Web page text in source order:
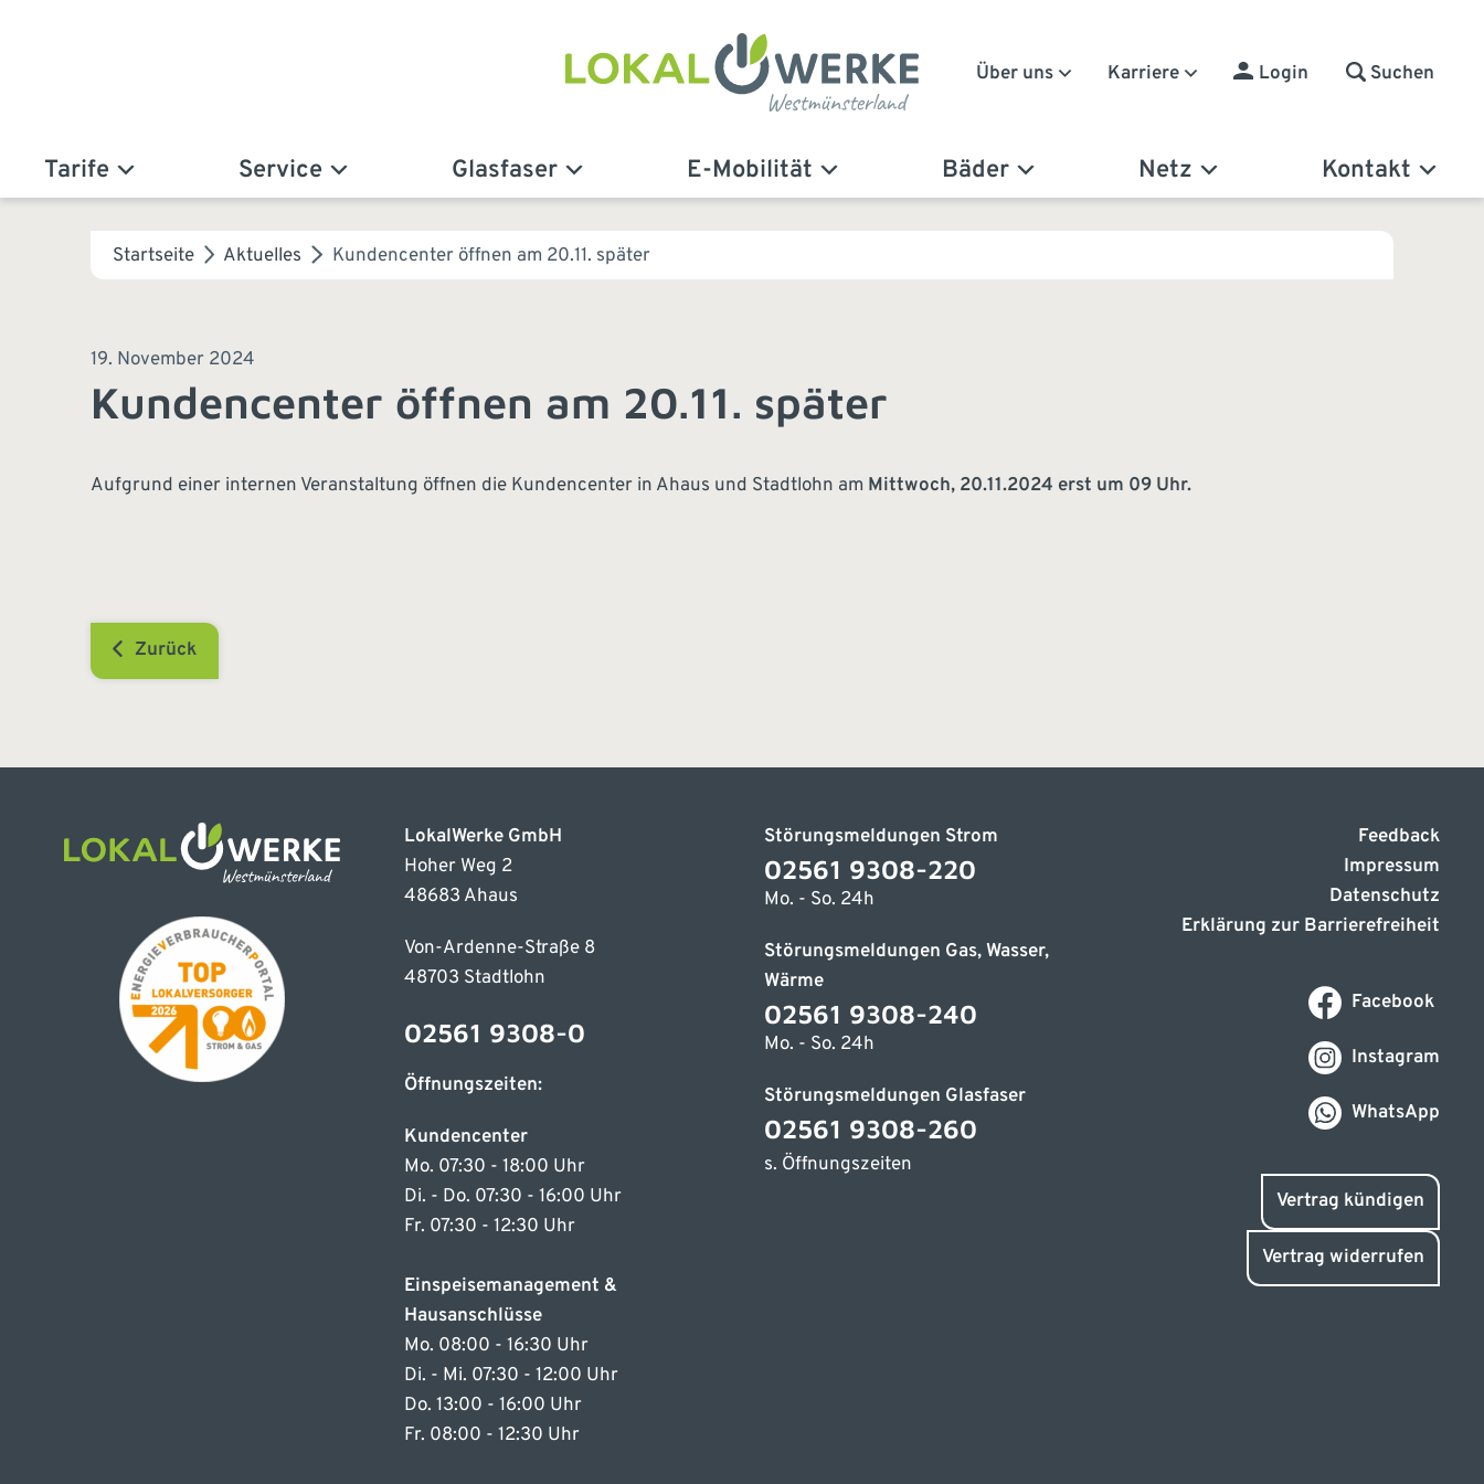
Über uns Karriere Login Suchen
Tarife Service Glasfaser E-Mobilität Bäder Netz Kontakt
Startseite Aktuelles Kundencenter öffnen am 20.11. später
19. November 2024
Kundencenter öffnen am 20.11. später
Aufgrund einer internen Veranstaltung öffnen die Kundencenter in Ahaus und Stadtlohn am Mittwoch, 20.11.2024 erst um 09 Uhr.
Zurück
LokalWerke GmbH
Hoher Weg 2
48683 Ahaus
Von-Ardenne-Straße 8
48703 Stadtlohn
02561 9308-0
Öffnungszeiten:
Kundencenter
Mo. 07:30 - 18:00 Uhr
Di. - Do. 07:30 - 16:00 Uhr
Fr. 07:30 - 12:30 Uhr
Einspeisemanagement &
Hausanschlüsse
Mo. 08:00 - 16:30 Uhr
Di. - Mi. 07:30 - 12:00 Uhr
Do. 13:00 - 16:00 Uhr
Fr. 08:00 - 12:30 Uhr
Störungsmeldungen Strom
02561 9308-220
Mo. - So. 24h
Störungsmeldungen Gas, Wasser,
Wärme
02561 9308-240
Mo. - So. 24h
Störungsmeldungen Glasfaser
02561 9308-260
s. Öffnungszeiten
Feedback
Impressum
Datenschutz
Erklärung zur Barrierefreiheit
Facebook
Instagram
WhatsApp
Vertrag kündigen
Vertrag widerrufen